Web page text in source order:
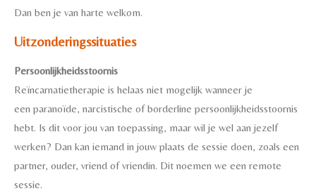
Dan ben je van harte welkom.
Uitzonderingssituaties
Persoonlijkheidsstoornis
Reïncarnatietherapie is helaas niet mogelijk wanneer je
een paranoïde, narcistische ofborderline persoonlijkheidsstoornis
hebt. Is dit voor jou van toepassing, maar wil je wel aan jezelf
werken? Dan kan iemand in jouw plaats de sessie doen, zoals een
partner, ouder, vriend of vriendin. Dit noemen we een remote
sessie.